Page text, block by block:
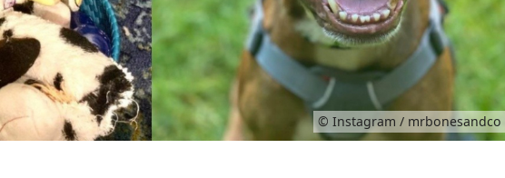
© Instagram / mrbonesandco